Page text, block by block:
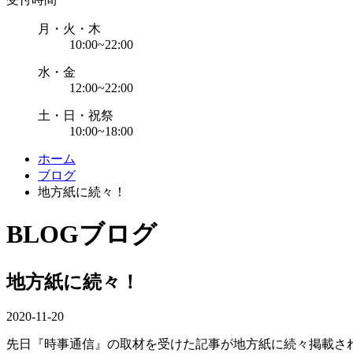
月・火・木
10:00~22:00
水・金
12:00~22:00
土・日・祝祭
10:00~18:00
ホーム
ブログ
地方紙に続々！
BLOGブログ
地方紙に続々！
2020-11-20
先日『時事通信』の取材を受けた記事が地方紙に続々掲載さ